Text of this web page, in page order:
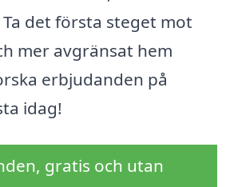
det första steget mot
mer avgränsat hem
erbjudanden på
idag!
gratis och utan